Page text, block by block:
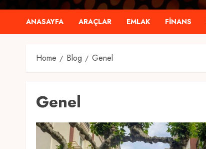
ANASAYFA ARAÇLAR EMLAK FINANS
Home Blog Genel
Genel